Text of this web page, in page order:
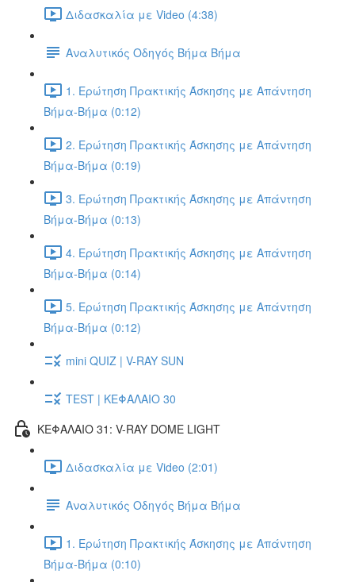
Διδασκαλία με Video (4:38)
Αναλυτικός Οδηγός Βήμα Βήμα
1. Ερώτηση Πρακτικής Άσκησης με Απάντηση
Βήμα-Βήμα (0:12)
2. Ερώτηση Πρακτικής Άσκησης με Απάντηση
Βήμα-Βήμα (0:19)
3. Ερώτηση Πρακτικής Άσκησης με Απάντηση
Βήμα-Βήμα (0:13)
4. Ερώτηση Πρακτικής Άσκησης με Απάντηση
Βήμα-Βήμα (0:14)
5. Ερώτηση Πρακτικής Άσκησης με Απάντηση
Βήμα-Βήμα (0:12)
mini QUIZ | V-RAY SUN
TEST | ΚΕΦΑΛΑΙΟ 30
ΚΕΦΑΛΑΙΟ 31: V-RAY DOME LIGHT
Διδασκαλία με Video (2:01)
Αναλυτικός Οδηγός Βήμα Βήμα
1. Ερώτηση Πρακτικής Άσκησης με Απάντηση
Βήμα-Βήμα (0:10)